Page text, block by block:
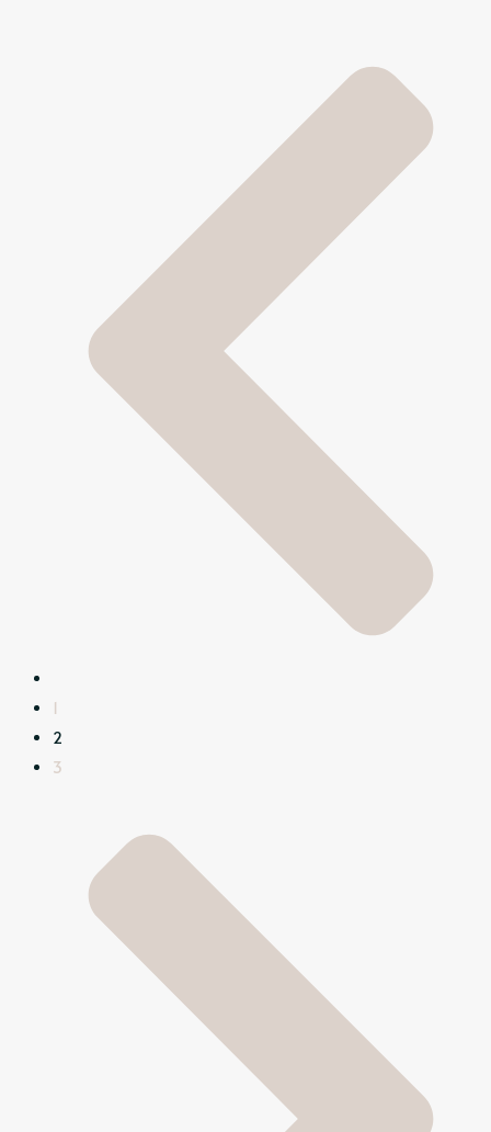
1
2
3